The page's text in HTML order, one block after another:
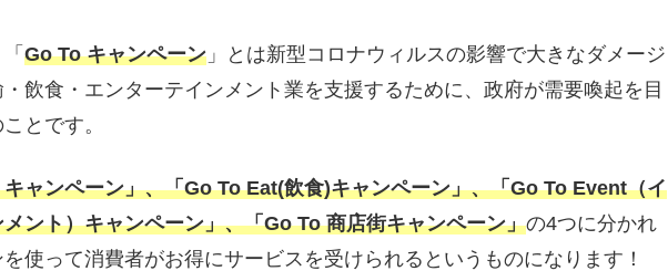
Go To キャンペーン 」とは新型コロナウィルスの影響で大きなダメージ
飲食・エンターテインメント業を支援するために、政府が需要喚起を目
とです。
ャンペーン」、「Go To Eat(飲食)キャンペーン」、「Go To Event（イ
ント）キャンペーン」、「Go To 商店街キャンペーン」の4つに分かれ
使って消費者がお得にサービスを受けられるというものになります！